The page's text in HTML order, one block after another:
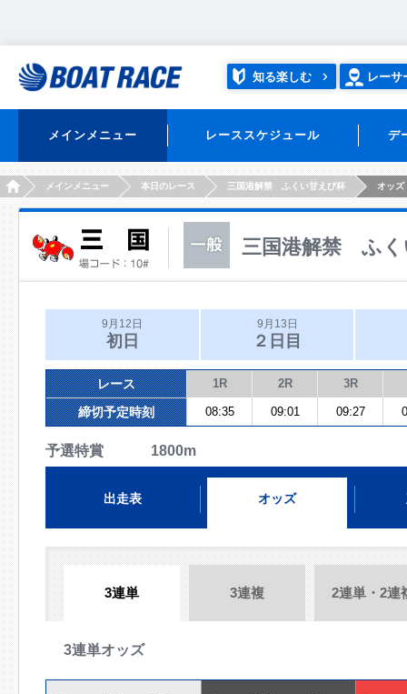
知る楽しむ レーサ
メインメニュー レーススケジュール デ
HOMEメインメニュー 本日のレース 三国港解禁 ふくい甘えび杯 オッズ
三国港解禁 ふく
9月12日
初日
9月13日
２日目
レース 1R 2R 3R
締切予定時刻 08:35 09:01 09:27
予選特賞 1800m
出走表 オッズ
3連単 3連複 2連単・2連
3連単オッズ